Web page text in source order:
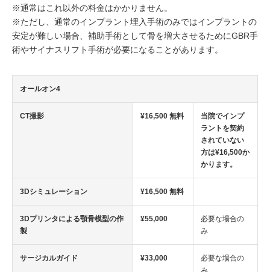
※通常はこれ以外の料金はかかりません。
※ただし、通常のインプラント埋入手術のみではインプラントの
安定が難しい場合、補助手術として骨を増大させるためにGBR手
術やサイナスリフト手術が必要になることがあります。
オールオン4
CT撮影 ¥16,500 無料
当院でインプ
ラントを契約
されていない
方は¥16,500か
かります。
3Dシミュレーション ¥16,500 無料
3Dプリンタによる顎骨模型の作
製
¥55,000
必要な場合の
み
サージカルガイド ¥33,000
必要な場合の